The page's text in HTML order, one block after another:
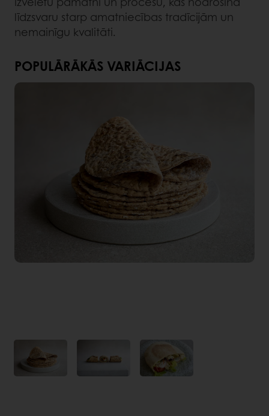
līdzsvaru starp amatniecības tradīcijām un
nemainīgu kvalitāti.
POPULĀRĀKĀS VARIĀCIJAS